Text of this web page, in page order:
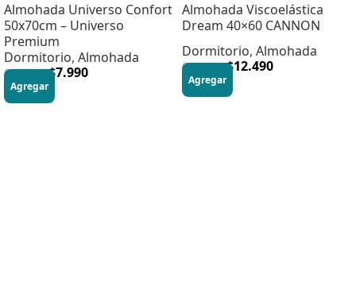
Almohada Universo Confort
50x70cm – Universo
Premium
Dormitorio, Almohada
$24.990 $7.990
Agregar
Almohada Viscoelástica
Dream 40×60 CANNON
Dormitorio, Almohada
$26.990 $12.490
Agregar